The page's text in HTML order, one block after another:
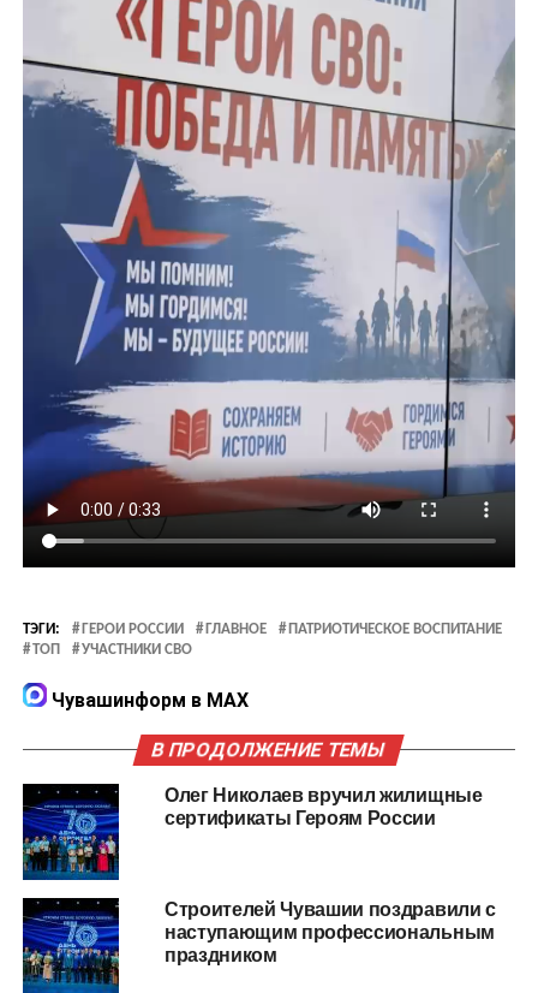
ТЭГИ: ГЕРОИ РОССИИ ГЛАВНОЕ
ПАТРИОТИЧЕСКОЕ ВОСПИТАНИЕ
ТОП
УЧАСТНИКИ СВО
Чувашинформ в MAX
В ПРОДОЛЖЕНИЕ ТЕМЫ
Олег Николаев вручил жилищные
сертификаты Героям России
Строителей Чувашии поздравили с
наступающим профессиональным
праздником